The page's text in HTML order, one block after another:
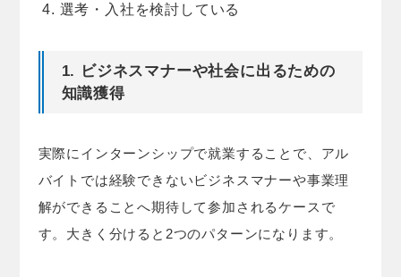
選考・入社を検討している
1. ビジネスマナーや社会に出るための
知識獲得
実際にインターンシップで就業することで、アル
バイトでは経験できないビジネスマナーや事業理
解ができることへ期待して参加されるケースで
す。大きく分けると2つのパターンになります。